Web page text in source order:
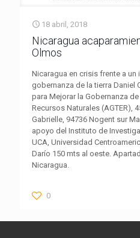
18 abril, 2018
Nicaragua
Olmos
Nicaragua en crisis frente a un
gobernanza de la tierra Daniel
para Mejorar la Gobernanza
Recursos Naturales (AGTER),
Gabrielle, 94736 Nogent sur
apoyo del Instituto de
UCA, Universidad
Darío 150 mts al oeste.
Nicaragua.
0